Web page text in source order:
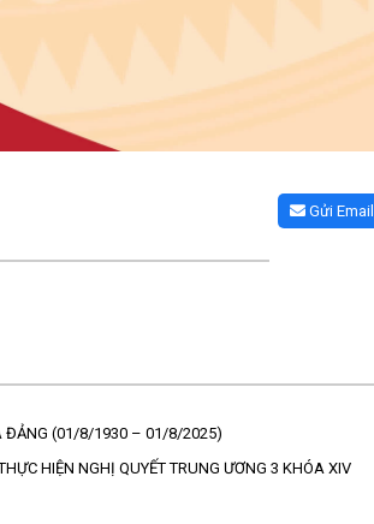
Gửi Email
ĐẢNG (01/8/1930 – 01/8/2025)
HIỆN NGHỊ QUYẾT TRUNG ƯƠNG 3 KHÓA XIV